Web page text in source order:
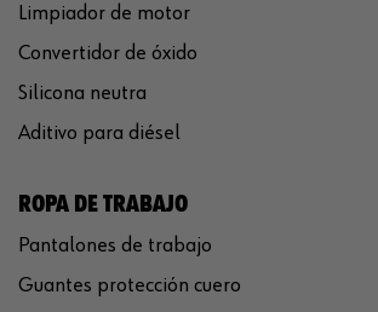
Limpiador de motor
Convertidor de óxido
Silicona neutra
Aditivo para diésel
ROPA DE TRABAJO
Pantalones de trabajo
Guantes protección cuero